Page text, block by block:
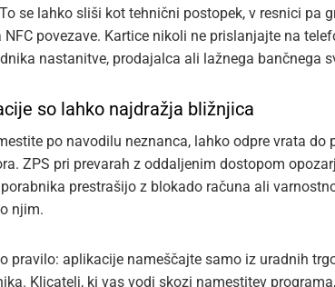
se lahko sliši kot tehnični postopek, v resnici pa
povezave. Kartice nikoli ne prislanjajte na
nastanitve, prodajalca ali lažnega bančnega
so lahko najdražja bližnjica
po navodilu neznanca, lahko odpre vrata do
ZPS pri prevarah z oddaljenim dostopom
prestrašijo z blokado računa ali
njim.
pravilo: aplikacije nameščajte samo iz uradnih
Klicatelj, ki vas vodi skozi namestitev